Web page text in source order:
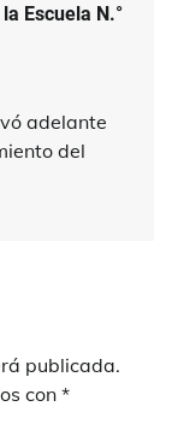
Escuela N.°
adelante
del
publicada.
con *